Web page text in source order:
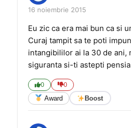
16 noiembrie 2015
Eu zic ca era mai bun ca si
Curaj tampit sa te poti
intangibililor ai la 30 de ani,
siguranta si-ti astepti
0 0
Award Boost